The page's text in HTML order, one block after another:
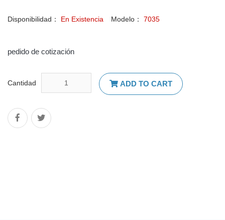
Disponibilidad： En Existencia Modelo： 7035
pedido de cotización
Cantidad ADD TO CART